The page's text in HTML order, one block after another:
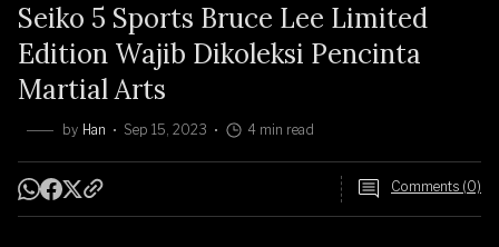
Seiko 5 Sports Bruce Lee Limited
Edition Wajib Dikoleksi Pencinta
Martial Arts
by Han Sep 15, 2023 4 min read
Comments (0)